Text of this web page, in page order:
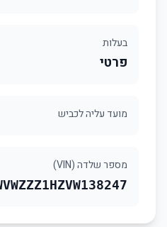
בעלות
פרטי
מועד עליה לכביש
מספר שלדה (VIN)